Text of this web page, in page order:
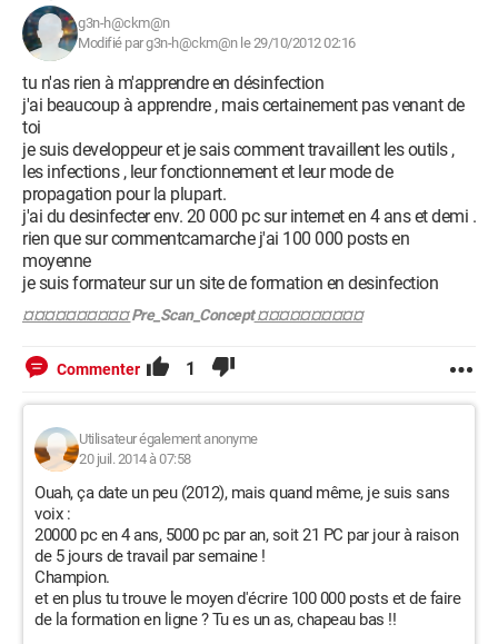
(PUP.Funmoods) -> Aucune action effectuée.
HKCR\f (PUP.Funmoods) -> Aucune action effectuée.
HKCR\Typelib\{1D085C0A-E4F4-4F66-BDBF-4BE51015BFC3}
(PUP.Funmoods) -> Aucune action effectuée.
HKCR\Interface\{0D80F1C5-D17B-4177-AC68-
955F3EF9F191} (PUP.Funmoods) -> Aucune action effectuée.
HKCU\SOFTWARE\Microsoft\Windows\CurrentVersion\Ext\
Settings\{258C9770-1713-4021-8D7E-1F184A2BD754}
(Adware.ShoppingReport2) -> Aucune action effectuée.
HKLM\SOFTWARE\Microsoft\Windows\CurrentVersion\Unin
stall\Giant Savings (PUP.GamePlayLabs) -> Aucune action
effectuée.
HKLM\SOFTWARE\Google\chrome\Extensions\fdloijijlkoblm
effectuée.
Valeur(s) du Registre détectée(s): 0
Elément(s) de données du Registre détecté(s): 0
(Aucun élément nuisible détecté)
Dossier(s) détecté(s): 0
(Aucun élément nuisible détecté)
Fichier(s) détecté(s): 10
C:\Program Files (x86)\Giant Savings\Giant Savings.dll
(PUP.GamePlayLabs) -> Aucune action effectuée.
C:\Program Files (x86)\Giant Savings\Giant Savings.exe
g3n-h@ckm@n
Modifié par g3n-h@ckm@n le 29/10/2012 02:16
tu n'as rien à m'apprendre en désinfection
j'ai beaucoup à apprendre , mais certainement pas venant de
toi
je suis developpeur et je sais comment travaillent les outils ,
les infections , leur fonctionnement et leur mode de
propagation pour la plupart.
j'ai du desinfecter env. 20 000 pc sur internet en 4 ans et demi .
rien que sur commentcamarche j'ai 100 000 posts en
moyenne
je suis formateur sur un site de formation en desinfection
¤¤¤¤¤¤¤¤¤¤Pre_Scan_Concept¤¤¤¤¤¤¤¤¤¤
Commenter 1
Utilisateur également anonyme
20 juil. 2014 à 07:58
Ouah, ça date un peu (2012), mais quand même, je suis sans
voix :
20000 pc en 4 ans, 5000 pc par an, soit 21 PC par jour à raison
de 5 jours de travail par semaine !
Champion.
et en plus tu trouve le moyen d'écrire 100 000 posts et de faire
de la formation en ligne ? Tu es un as, chapeau bas !!